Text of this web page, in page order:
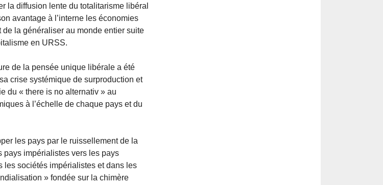
la diffusion lente du totalitarisme libéral
avantage à l’interne les économies
la généraliser au monde entier suite
en URSS.
de la pensée unique libérale a été
crise systémique de surproduction et
du « there is no alternativ » au
à l’échelle de chaque pays et du
les pays par le ruissellement de la
pays impérialistes vers les pays
les sociétés impérialistes et dans les
» fondée sur la chimère